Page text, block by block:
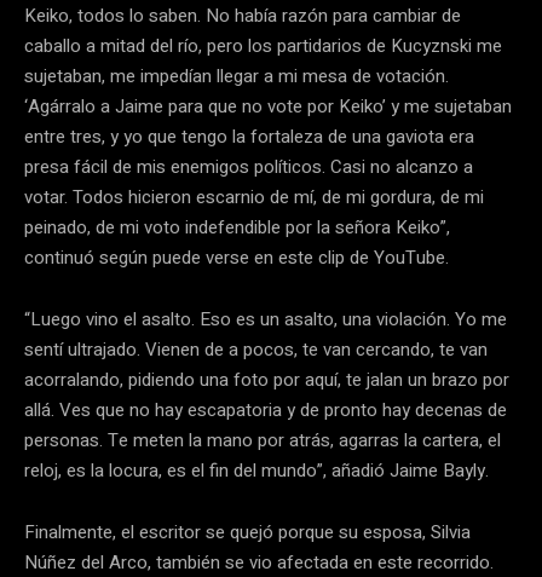
Keiko, todos lo saben. No había razón para cambiar de
caballo a mitad del río, pero los partidarios de Kucyznski me
sujetaban, me impedían llegar a mi mesa de votación.
‘Agárralo a Jaime para que no vote por Keiko’ y me sujetaban
entre tres, y yo que tengo la fortaleza de una gaviota era
presa fácil de mis enemigos políticos. Casi no alcanzo a
votar. Todos hicieron escarnio de mí, de mi gordura, de mi
peinado, de mi voto indefendible por la señora Keiko”,
continuó según puede verse en este clip de YouTube.
“Luego vino el asalto. Eso es un asalto, una violación. Yo me
sentí ultrajado. Vienen de a pocos, te van cercando, te van
acorralando, pidiendo una foto por aquí, te jalan un brazo por
allá. Ves que no hay escapatoria y de pronto hay decenas de
personas. Te meten la mano por atrás, agarras la cartera, el
reloj, es la locura, es el fin del mundo”, añadió Jaime Bayly.
Finalmente, el escritor se quejó porque su esposa, Silvia
Núñez del Arco, también se vio afectada en este recorrido.